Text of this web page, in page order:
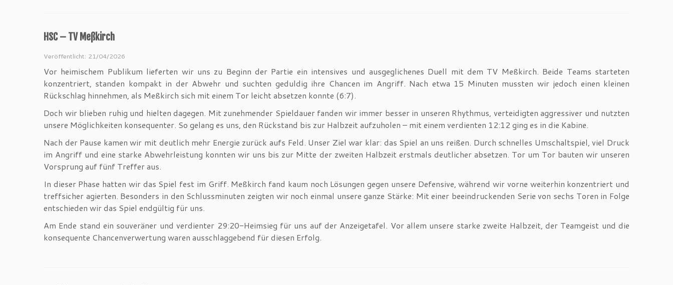
HSC – TV Meßkirch
Veröffentlicht: 21/04/2026
Vor heimischem Publikum lieferten wir uns zu Beginn der Partie ein intensives und ausgeglichenes Duell mit dem TV Meßkirch. Beide Teams starteten
konzentriert, standen kompakt in der Abwehr und suchten geduldig ihre Chancen im Angriff. Nach etwa 15 Minuten mussten wir jedoch einen kleinen
Rückschlag hinnehmen, als Meßkirch sich mit einem Tor leicht absetzen konnte (6:7).
Doch wir blieben ruhig und hielten dagegen. Mit zunehmender Spieldauer fanden wir immer besser in unseren Rhythmus, verteidigten aggressiver und nutzten
unsere Möglichkeiten konsequenter. So gelang es uns, den Rückstand bis zur Halbzeit aufzuholen – mit einem verdienten 12:12 ging es in die Kabine.
Nach der Pause kamen wir mit deutlich mehr Energie zurück aufs Feld. Unser Ziel war klar: das Spiel an uns reißen. Durch schnelles Umschaltspiel, viel Druck
im Angriff und eine starke Abwehrleistung konnten wir uns bis zur Mitte der zweiten Halbzeit erstmals deutlicher absetzen. Tor um Tor bauten wir unseren
Vorsprung auf fünf Treffer aus.
In dieser Phase hatten wir das Spiel fest im Griff. Meßkirch fand kaum noch Lösungen gegen unsere Defensive, während wir vorne weiterhin konzentriert und
treffsicher agierten. Besonders in den Schlussminuten zeigten wir noch einmal unsere ganze Stärke: Mit einer beeindruckenden Serie von sechs Toren in Folge
entschieden wir das Spiel endgültig für uns.
Am Ende stand ein souveräner und verdienter 29:20-Heimsieg für uns auf der Anzeigetafel. Vor allem unsere starke zweite Halbzeit, der Teamgeist und die
konsequente Chancenverwertung waren ausschlaggebend für diesen Erfolg.